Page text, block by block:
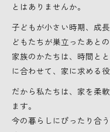
とはありませんか。
子どもが小さい時期、成
どもたちが巣立ったあとの
家族のかたちは、時間と
に合わせて、家に求める
だから私たちは、家を柔
ます。
今の暮らしにぴったり合